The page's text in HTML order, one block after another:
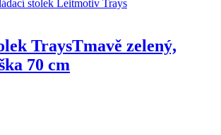
TraysTmavě zelený,
70 cm